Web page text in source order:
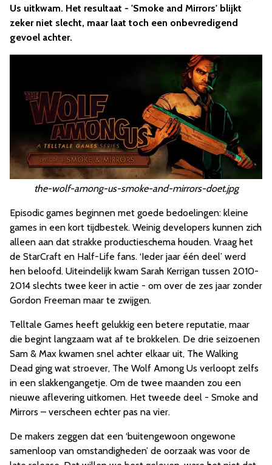
Us uitkwam. Het resultaat - 'Smoke and Mirrors' blijkt
zeker niet slecht, maar laat toch een onbevredigend
gevoel achter.
the-wolf-among-us-smoke-and-mirrors-doet.jpg
Episodic games beginnen met goede bedoelingen: kleine
games in een kort tijdbestek. Weinig developers kunnen zich
alleen aan dat strakke productieschema houden. Vraag het
de StarCraft en Half-Life fans. ‘Ieder jaar één deel’ werd
hen beloofd. Uiteindelijk kwam Sarah Kerrigan tussen 2010-
2014 slechts twee keer in actie - om over de zes jaar zonder
Gordon Freeman maar te zwijgen.
Telltale Games heeft gelukkig een betere reputatie, maar
die begint langzaam wat af te brokkelen. De drie seizoenen
Sam & Max kwamen snel achter elkaar uit, The Walking
Dead ging wat stroever, The Wolf Among Us verloopt zelfs
in een slakkengangetje. Om de twee maanden zou een
nieuwe aflevering uitkomen. Het tweede deel - Smoke and
Mirrors – verscheen echter pas na vier.
De makers zeggen dat een ‘buitengewoon ongewone
samenloop van omstandigheden’ de oorzaak was voor de